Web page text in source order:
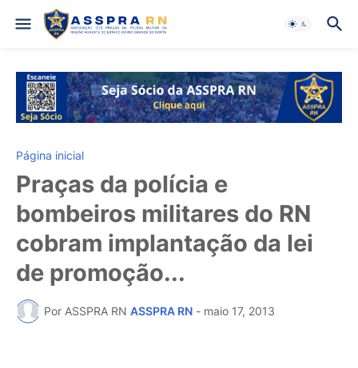
Página inicial
Praças da polícia e
bombeiros militares do RN
cobram implantação da lei
de promoção...
Por ASSPRA RN ASSPRA RN - maio 17, 2013